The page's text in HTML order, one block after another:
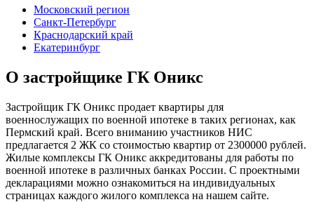
Московский регион
Санкт-Петербург
Краснодарский край
Екатеринбург
О застройщике ГК Оникс
Застройщик ГК Оникс продает квартиры для
военнослужащих по военной ипотеке в таких регионах, как
Пермский край. Всего вниманию участников НИС
предлагается 2 ЖК со стоимостью квартир от 2300000 рублей.
Жилые комплексы ГК Оникс аккредитованы для работы по
военной ипотеке в различных банках России. С проектными
декларациями можно ознакомиться на индивидуальных
страницах каждого жилого комплекса на нашем сайте.